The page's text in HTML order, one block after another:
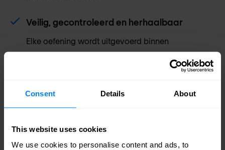
Consent Details About
This website uses cookies
We use cookies to personalise content and ads, to
Veilig, gecontroleerd en herhaalbaar
Elke oefening wordt uitgevoerd binnen
overeengekomen grenzen, met rollback-
procedures op zijn plaats. Wij testen hard — maar
risico.